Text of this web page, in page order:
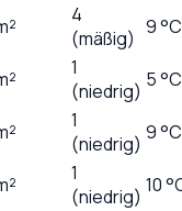
4
(mäßig) 9 °C
1
(niedrig) 5 °C
1
(niedrig) 9 °C
1
(niedrig) 10